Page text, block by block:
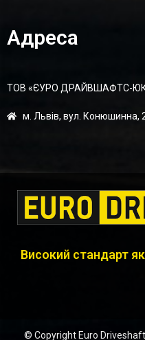
Адреса
ТОВ «ЄУРО ДРАЙВШАФТC-
м. Львів, вул. Конюшинна,
Високий стандарт
© CopyrightEuro